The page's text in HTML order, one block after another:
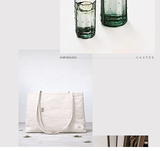
NATURALEZA ...................................CACTUS